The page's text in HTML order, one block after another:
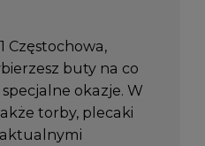
Częstochowa,
buty na co
okazje. W
torby, plecaki